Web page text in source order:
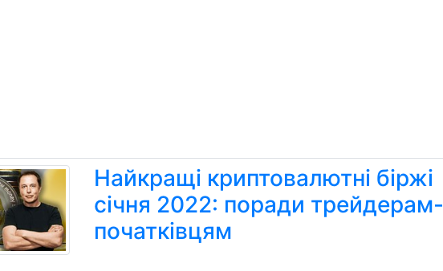
Найкращі криптовалютні біржі
січня 2022: поради трейдерам-
початківцям